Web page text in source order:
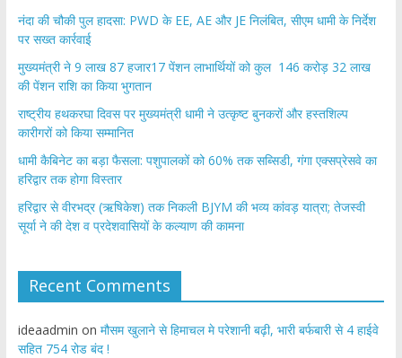
नंदा की चौकी पुल हादसा: PWD के EE, AE और JE निलंबित, सीएम धामी के निर्देश
पर सख्त कार्रवाई
मुख्यमंत्री ने 9 लाख 87 हजार17 पेंशन लाभार्थियों को कुल 146 करोड़ 32 लाख
की पेंशन राशि का किया भुगतान
राष्ट्रीय हथकरघा दिवस पर मुख्यमंत्री धामी ने उत्कृष्ट बुनकरों और हस्तशिल्प
कारीगरों को किया सम्मानित
​धामी कैबिनेट का बड़ा फैसला: पशुपालकों को 60% तक सब्सिडी, गंगा एक्सप्रेसवे का
हरिद्वार तक होगा विस्तार
​हरिद्वार से वीरभद्र (ऋषिकेश) तक निकली BJYM की भव्य कांवड़ यात्रा; तेजस्वी
सूर्या ने की देश व प्रदेशवासियों के कल्याण की कामना
Recent Comments
ideaadmin on मौसम खुलाने से हिमाचल मे परेशानी बढ़ी, भारी बर्फबारी से 4 हाईवे
सहित 754 रोड बंद !